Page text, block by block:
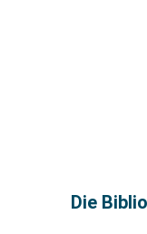
Die